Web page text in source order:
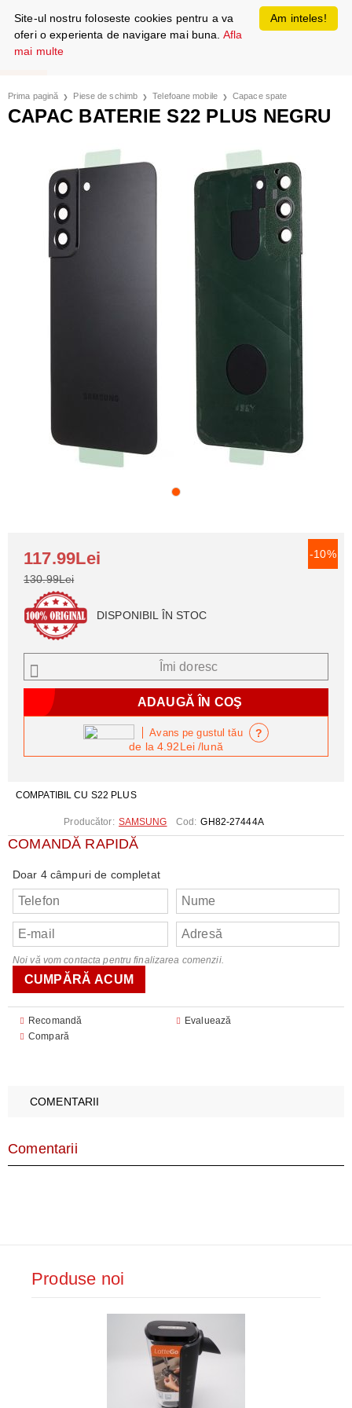
Prima pagină Piese de schimb Telefoane mobile Capace spate
CAPAC BATERIE S22 PLUS NEGRU
COMPATIBIL CU S22 PLUS
Producător: SAMSUNG Cod: GH82-27444A
COMANDĂ RAPIDĂ
Doar 4 câmpuri de completat
Noi vă vom contacta pentru finalizarea comenzii.
Recomandă
Evaluează
Compară
-10%
117.99Lei
130.99Lei
DISPONIBIL ÎN STOC
Îmi doresc
de la 4.92Lei/lună
Avans pe gustul tău ?
COMENTARII
Comentarii
Produse noi
Am inteles!
Site-ul nostru foloseste cookies pentru a va
oferi o experienta de navigare mai buna. Afla
mai multe